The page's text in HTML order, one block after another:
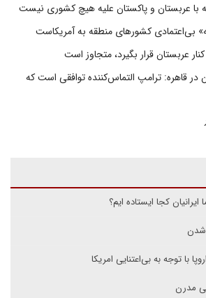
با عربستان و پاکستان علیه هیچ کشوری نیست
بی‌اعتمادی کشورهای منطقه به آمریکاست
عربستان قرار بگیرد، متجاوز است
در قاهره: ترامپ التماس‌کننده توافقی است که
کجا ایستاده ایم؟
شدن
با توجه به بی‌اعتنایی امریکا
مدرن